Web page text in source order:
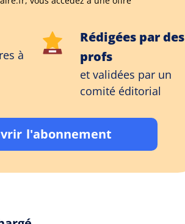
à
Rédigées par des
profs
et validées par un
comité éditorial
l'abonnement